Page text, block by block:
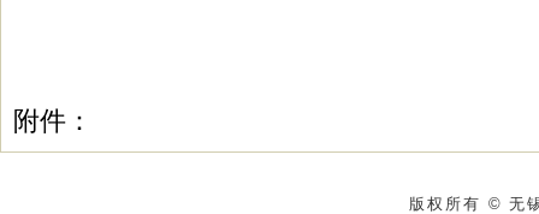
附件：
版权所有 © 无